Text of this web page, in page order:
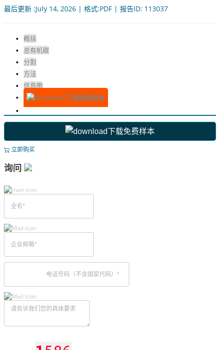
最后更新 :July 14, 2026 | 格式:PDF | 报告ID: 113037
概括
总有机碳
分割
方法
信息图
下载免费样本
下载免费样本
立即购买
询问